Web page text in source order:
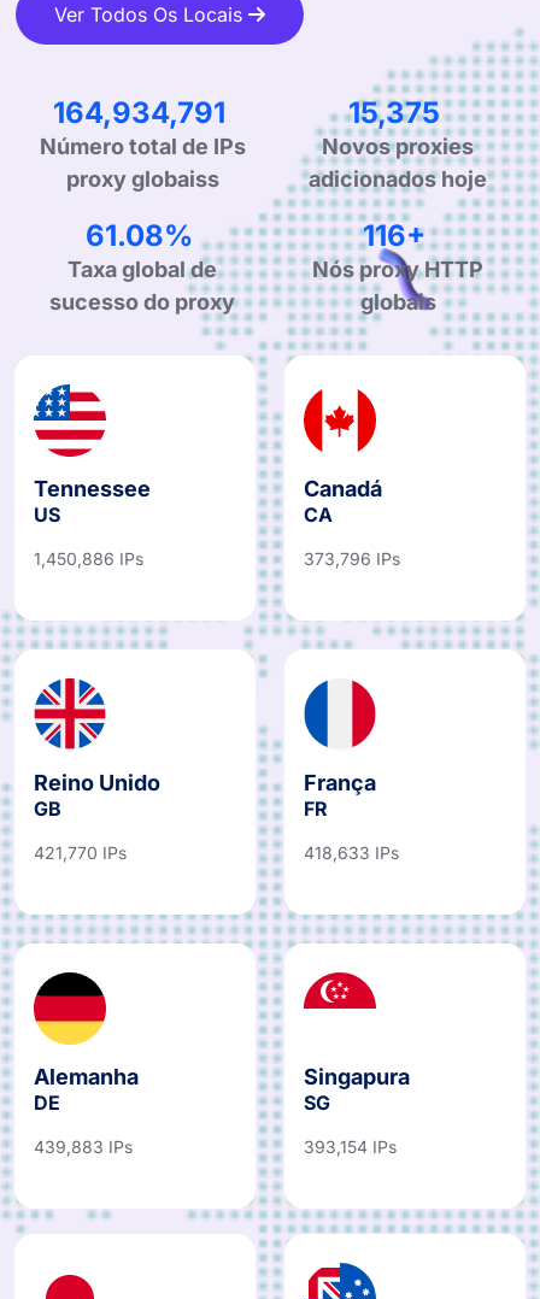
Ver Todos Os Locais
269,753,163
Número total de IPs
proxy globaiss
25,147
Novos proxies
adicionados hoje
99.90%
Taxa global de
sucesso do proxy
190+
Nós proxy HTTP
globais
Tennessee
US
1,450,886 IPs
Canadá
CA
373,796 IPs
Reino Unido
GB
421,770 IPs
França
FR
418,633 IPs
Alemanha
DE
439,883 IPs
Singapura
SG
393,154 IPs